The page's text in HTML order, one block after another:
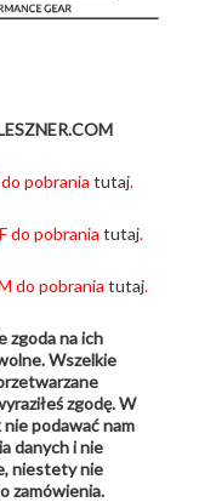
pobraniatutaj.
do pobraniatutaj.
do pobraniatutaj.
zgoda na ich
Wszelkie
zgodę. W
podawać nam
danych i nie
niestety nie
zamówienia.